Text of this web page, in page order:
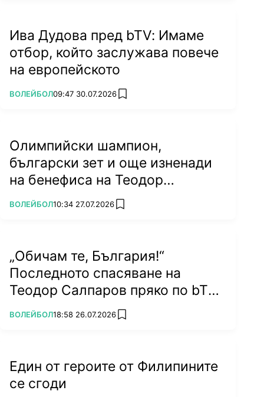
Снимка: Instagram
Така че тези моменти, когато нещо те боли,
когато трябва да пропуснеш турнир, със
контузиш, е ад...", казва още Атанасиевич.
Ива Дудова пред bTV: Имаме
отбор, който заслужава повече
на европейското
ПОВЕЧЕ ОТ
ВОЛЕЙБОЛ09:47 30.07.2026 add favorites
Олимпийски шампион,
български зет и още изненади
на бенефиса на Теодор
Салпаров
ПОВЕЧЕ ОТ
ВОЛЕЙБОЛ10:34 27.07.2026 add favorites
„Обичам те, България!“
Последното спасяване на
Теодор Салпаров пряко по bTV
на 5 септември (ВИДЕО)
ПОВЕЧЕ ОТ
ВОЛЕЙБОЛ18:58 26.07.2026 add favorites
Един от героите от Филипините
се сгоди